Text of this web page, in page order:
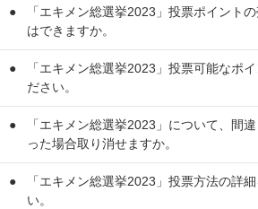
「エキメン総選挙2023」投票ポイント
はできますか。
「エキメン総選挙2023」投票可能なポ
ださい。
「エキメン総選挙2023」について、間
った場合取り消せますか。
「エキメン総選挙2023」投票方法の詳
い。